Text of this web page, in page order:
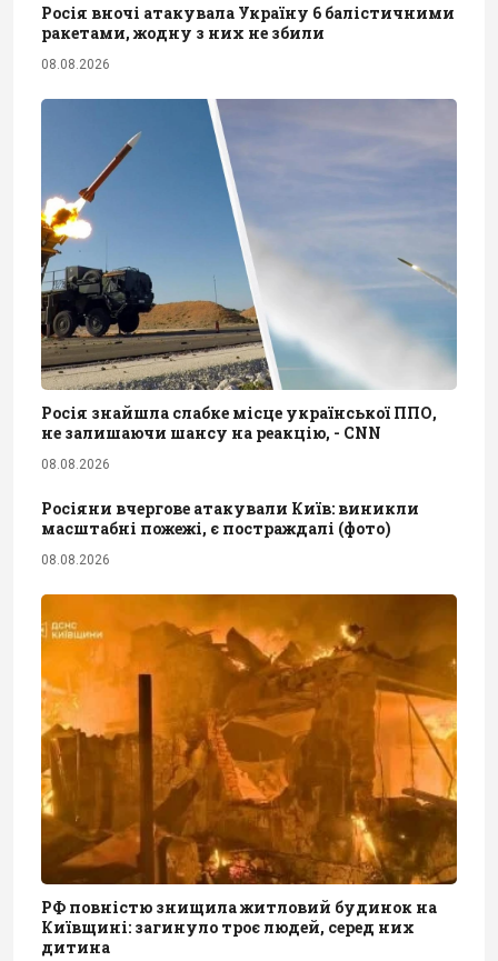
Росія вночі атакувала Україну 6 балістичними
ракетами, жодну з них не збили
08.08.2026
Росія знайшла слабке місце української ППО,
не залишаючи шансу на реакцію, - CNN
08.08.2026
Росіяни вчергове атакували Київ: виникли
масштабні пожежі, є постраждалі (фото)
08.08.2026
РФ повністю знищила житловий будинок на
Київщині: загинуло троє людей, серед них
дитина